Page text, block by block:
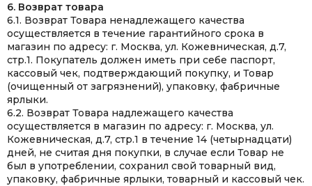
6. Возврат товара
6.1. Возврат Товара ненадлежащего качества
осуществляется в течение гарантийного срока в
магазин по адресу: г. Москва, ул. Кожевническая, д.7,
стр.1. Покупатель должен иметь при себе паспорт,
кассовый чек, подтверждающий покупку, и Товар
(очищенный от загрязнений), упаковку, фабричные
ярлыки.
6.2. Возврат Товара надлежащего качества
осуществляется в магазин по адресу: г. Москва, ул.
Кожевническая, д.7, стр.1 в течение 14 (четырнадцати)
дней, не считая дня покупки, в случае если Товар не
был в употреблении, сохранил свой товарный вид,
упаковку, фабричные ярлыки, товарный и кассовый чек.